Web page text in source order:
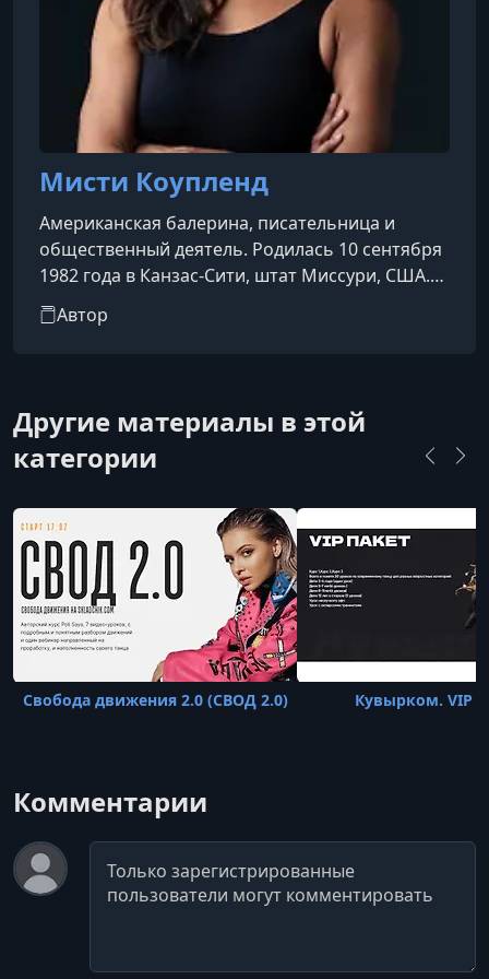
Мисти Коупленд
Американская балерина, писательница и
общественный деятель. Родилась 10 сентября
1982 года в Канзас-Сити, штат Миссури, США.
Мисти Коупленд известна как первая
афроамериканская прима-балерина в истории
начался необычно поздно — она начала
заниматься в 13 лет, что считается довольно
поздним возрастом для профессиональной
Автор
Другие материалы в этой
категории
Свобода движения 2.0 (СВОД 2.0) Кувырком. VIP
Комментарии
Комментарий